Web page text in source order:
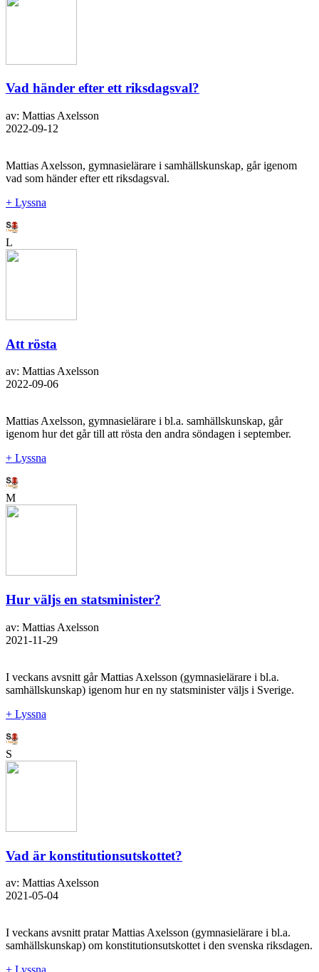
Vad händer efter ett riksdagsval?
av: Mattias Axelsson
2022-09-12
Mattias Axelsson, gymnasielärare i samhällskunskap, går igenom
vad som händer efter ett riksdagsval.
+ Lyssna
L
Att rösta
av: Mattias Axelsson
2022-09-06
Mattias Axelsson, gymnasielärare i bl.a. samhällskunskap, går
igenom hur det går till att rösta den andra söndagen i september.
+ Lyssna
M
Hur väljs en statsminister?
av: Mattias Axelsson
2021-11-29
I veckans avsnitt går Mattias Axelsson (gymnasielärare i bl.a.
samhällskunskap) igenom hur en ny statsminister väljs i Sverige.
+ Lyssna
S
Vad är konstitutionsutskottet?
av: Mattias Axelsson
2021-05-04
I veckans avsnitt pratar Mattias Axelsson (gymnasielärare i bl.a.
samhällskunskap) om konstitutionsutskottet i den svenska riksdagen.